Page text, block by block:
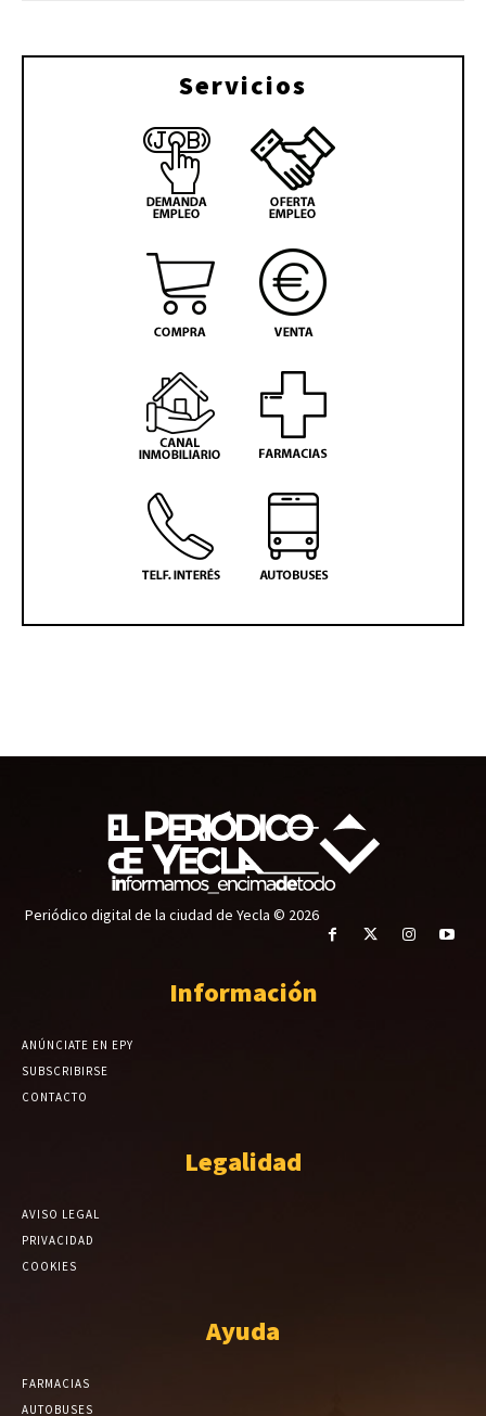
Servicios
Periódico digital de la ciudad de Yecla © 2026
Información
ANÚNCIATE EN EPY
SUBSCRIBIRSE
CONTACTO
Legalidad
AVISO LEGAL
PRIVACIDAD
COOKIES
Ayuda
FARMACIAS
AUTOBUSES